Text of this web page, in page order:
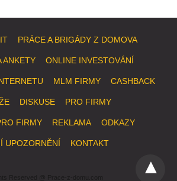
PRÁCE A BRIGÁDY Z DOMOVA
ANKETY ONLINE INVESTOVÁNÍ
MLM FIRMY CASHBACK
DISKUSE PRO FIRMY
FIRMY REKLAMA ODKAZY
UPOZORNĚNÍ KONTAKT